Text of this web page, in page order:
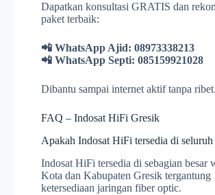
Dapatkan konsultasi GRATIS dan
paket terbaik:
📲 WhatsApp Ajid: 08973338213
📲 WhatsApp Septi: 085159921028
Dibantu sampai internet aktif tanpa ribet.
FAQ – Indosat HiFi Gresik
Apakah Indosat HiFi tersedia di
Indosat HiFi tersedia di sebagian besar
Kota dan Kabupaten Gresik tergantung
ketersediaan jaringan fiber optic.